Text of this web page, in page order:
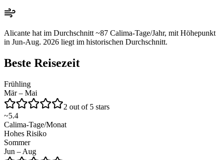
Alicante hat im Durchschnitt ~87 Calima-Tage/Jahr, mit Höhepunkt
in Jun-Aug. 2026 liegt im historischen Durchschnitt.
Beste Reisezeit
Frühling
Mär – Mai
2 out of 5 stars
~5.4
Calima-Tage/Monat
Hohes Risiko
Sommer
Jun – Aug